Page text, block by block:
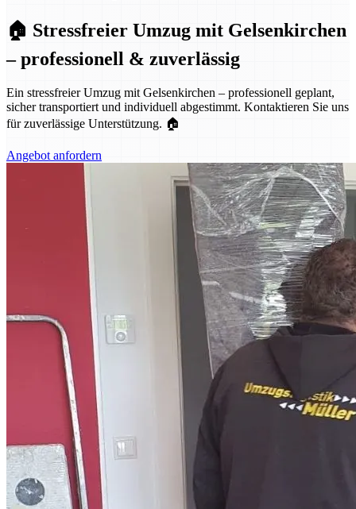
🏠 Stressfreier Umzug mit Gelsenkirchen
– professionell & zuverlässig
Ein stressfreier Umzug mit Gelsenkirchen – professionell geplant,
sicher transportiert und individuell abgestimmt. Kontaktieren Sie uns
für zuverlässige Unterstützung. 🏠
Angebot anfordern